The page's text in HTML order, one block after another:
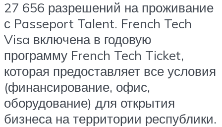
27 656 разрешений на проживание
с Passeport Talent. French Tech
Visa включена в годовую
программу French Tech Ticket,
которая предоставляет все условия
(финансирование, офис,
оборудование) для открытия
бизнеса на территории республики.